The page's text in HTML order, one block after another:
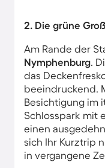
2. Die grüne
Am Rande der
Nymphenburg.
das
beeindruckend.
Besichtigung im
Schlosspark mit
einen
sich Ihr Kurztrip
in vergangene